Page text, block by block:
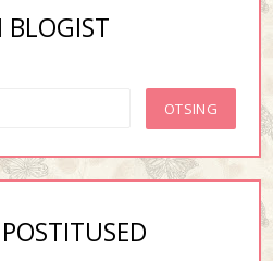
BLOGIST